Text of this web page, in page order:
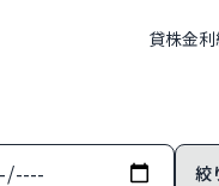
貸株金利